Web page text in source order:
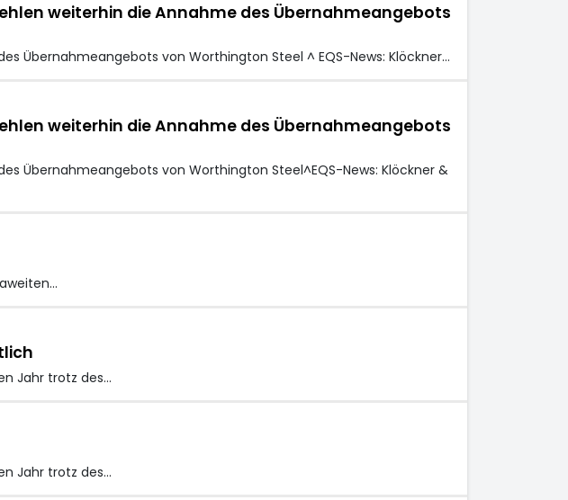
weiterhin die Annahme des Übernahmeangebots
Übernahmeangebots von Worthington Steel ^ EQS-News: Klöckner…
weiterhin die Annahme des Übernahmeangebots
Übernahmeangebots von Worthington Steel^EQS-News: Klöckner &
Jahr trotz des…
Jahr trotz des…